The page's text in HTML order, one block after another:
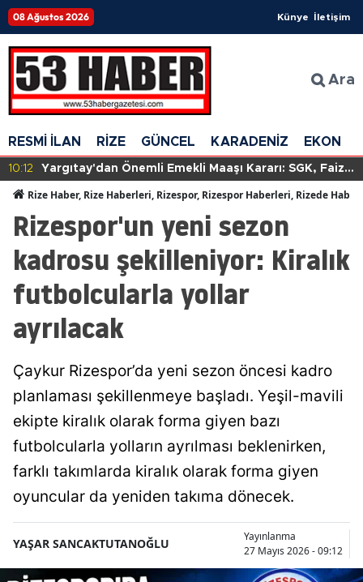
08 Ağustos 2026 Künye İletişim
Ara
RESMİ İLAN RİZE GÜNCEL KARADENİZ
10:12
Yargıtay'dan Önemli Emekli Maaşı Kararı: SGK, Faizle
Rize Haber, Rize Haberleri, Rizespor, Rizespor Haberleri, Rizede
Rizespor'un yeni sezon
kadrosu şekilleniyor: Kiralık
futbolcularla yollar
ayrılacak
Çaykur Rizespor’da yeni sezon öncesi kadro
planlaması şekillenmeye başladı. Yeşil-mavili
ekipte kiralık olarak forma giyen bazı
futbolcularla yolların ayrılması beklenirken,
farklı takımlarda kiralık olarak forma giyen
oyuncular da yeniden takıma dönecek.
YAŞAR SANCAKTUTANOĞLU
Yayınlanma
27 Mayıs 2026 - 09:12